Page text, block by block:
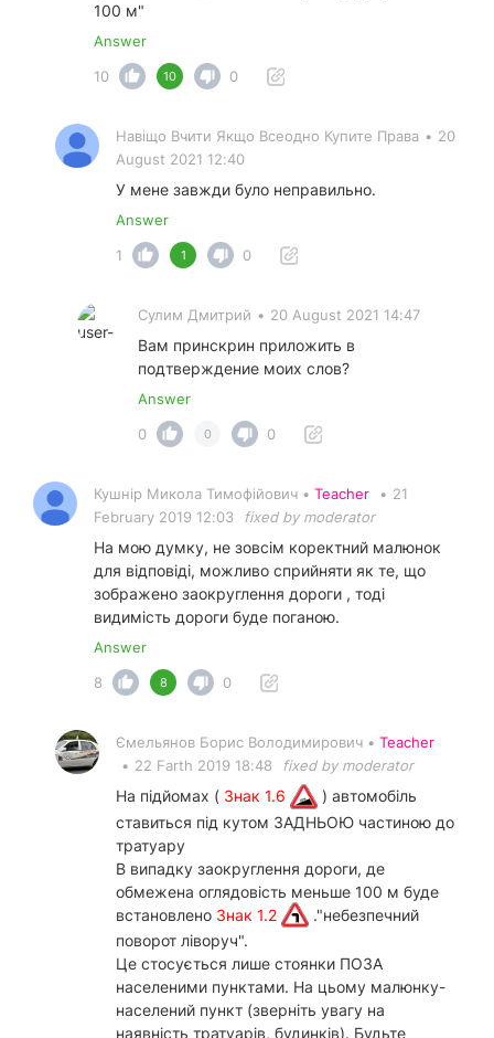
100 м"
Answer
10
10 0
Навіщо Вчити Якщо Всеодно Купите Права • 20
August 2021 12:40
У мене завжди було неправильно.
Answer
1
1 0
Сулим Дмитрий • 20 August 2021 14:47
Вам принскрин приложить в
подтверждение моих слов?
Answer
0
0 0
Кушнір Микола Тимофійович • Teacher • 21
February 2019 12:03
fixed by moderator
На мою думку, не зовсім коректний малюнок
для відповіді, можливо сприйняти як те, що
зображено заокруглення дороги , тоді
видимість дороги буде поганою.
Answer
8
8 0
Ємельянов Борис Володимирович • Teacher
• 22 Farth 2019 18:48 fixed by moderator
На підйомах ( Знак 1.6
) автомобіль
ставиться під кутом ЗАДНЬОЮ частиною до
тратуару
В випадку заокруглення дороги, де
обмежена оглядовість меньше 100 м буде
встановлено Знак 1.2
."небезпечний
поворот ліворуч".
Це стосується лише стоянки ПОЗА
населеними пунктами. На цьому малюнку-
населений пункт (зверніть увагу на
наявність тратуарів, будинків). Будьте